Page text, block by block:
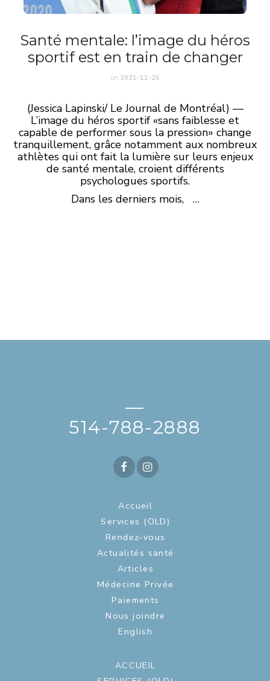
Santé mentale: l’image du héros
sportif est en train de changer
on 2021-11-25
(Jessica Lapinski/ Le Journal de Montréal) —
L’image du héros sportif «sans faiblesse et
capable de performer sous la pression» change
tranquillement, grâce notamment aux nombreux
athlètes qui ont fait la lumière sur leurs enjeux
de santé mentale, croient différents
psychologues sportifs.
Dans les derniers mois, …
—
514-788-2888
Accueil
Services (OLD)
Rendez-vous
Actualités santé
Articles
Médecine Privée
Paiements
Nous joindre
English
ACCUEIL